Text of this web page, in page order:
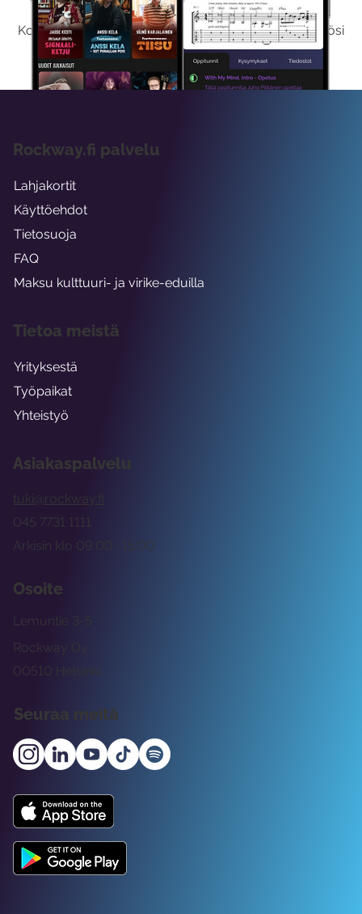
Kokeilemalla ilmaiseksi saat koko sisältömme käyttöösi
viikon ajaksi.
Asiakaspalvelu
tuki@rockway.fi
Arkisin klo 09:00 -15:00
045 7731 1111
Osoite
Rockway Oy
Lemuntie 3-5
00510 Helsinki
Seuraa meitä
Rockway.fi palvelu
Lahjakortit
Käyttöehdot
Tietosuoja
FAQ
Maksu kulttuuri- ja virike-eduilla
Tietoa meistä
Yrityksestä
Työpaikat
Yhteistyö